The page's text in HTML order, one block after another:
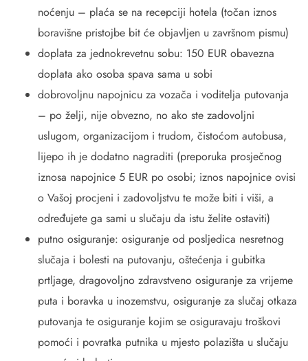
noćenju – plaća se na recepciji hotela (točan iznos
boravišne pristojbe bit će objavljen u završnom pismu)
doplata za jednokrevetnu sobu: 150 EUR obavezna
doplata ako osoba spava sama u sobi
dobrovoljnu napojnicu za vozača i voditelja putovanja
– po želji, nije obvezno, no ako ste zadovoljni
uslugom, organizacijom i trudom, čistoćom autobusa,
lijepo ih je dodatno nagraditi (preporuka prosječnog
iznosa napojnice 5 EUR po osobi; iznos napojnice ovisi
o Vašoj procjeni i zadovoljstvu te može biti i viši, a
određujete ga sami u slučaju da istu želite ostaviti)
putno osiguranje: osiguranje od posljedica nesretnog
slučaja i bolesti na putovanju, oštećenja i gubitka
prtljage, dragovoljno zdravstveno osiguranje za vrijeme
puta i boravka u inozemstvu, osiguranje za slučaj otkaza
putovanja te osiguranje kojim se osiguravaju troškovi
pomoći i povratka putnika u mjesto polazišta u slučaju